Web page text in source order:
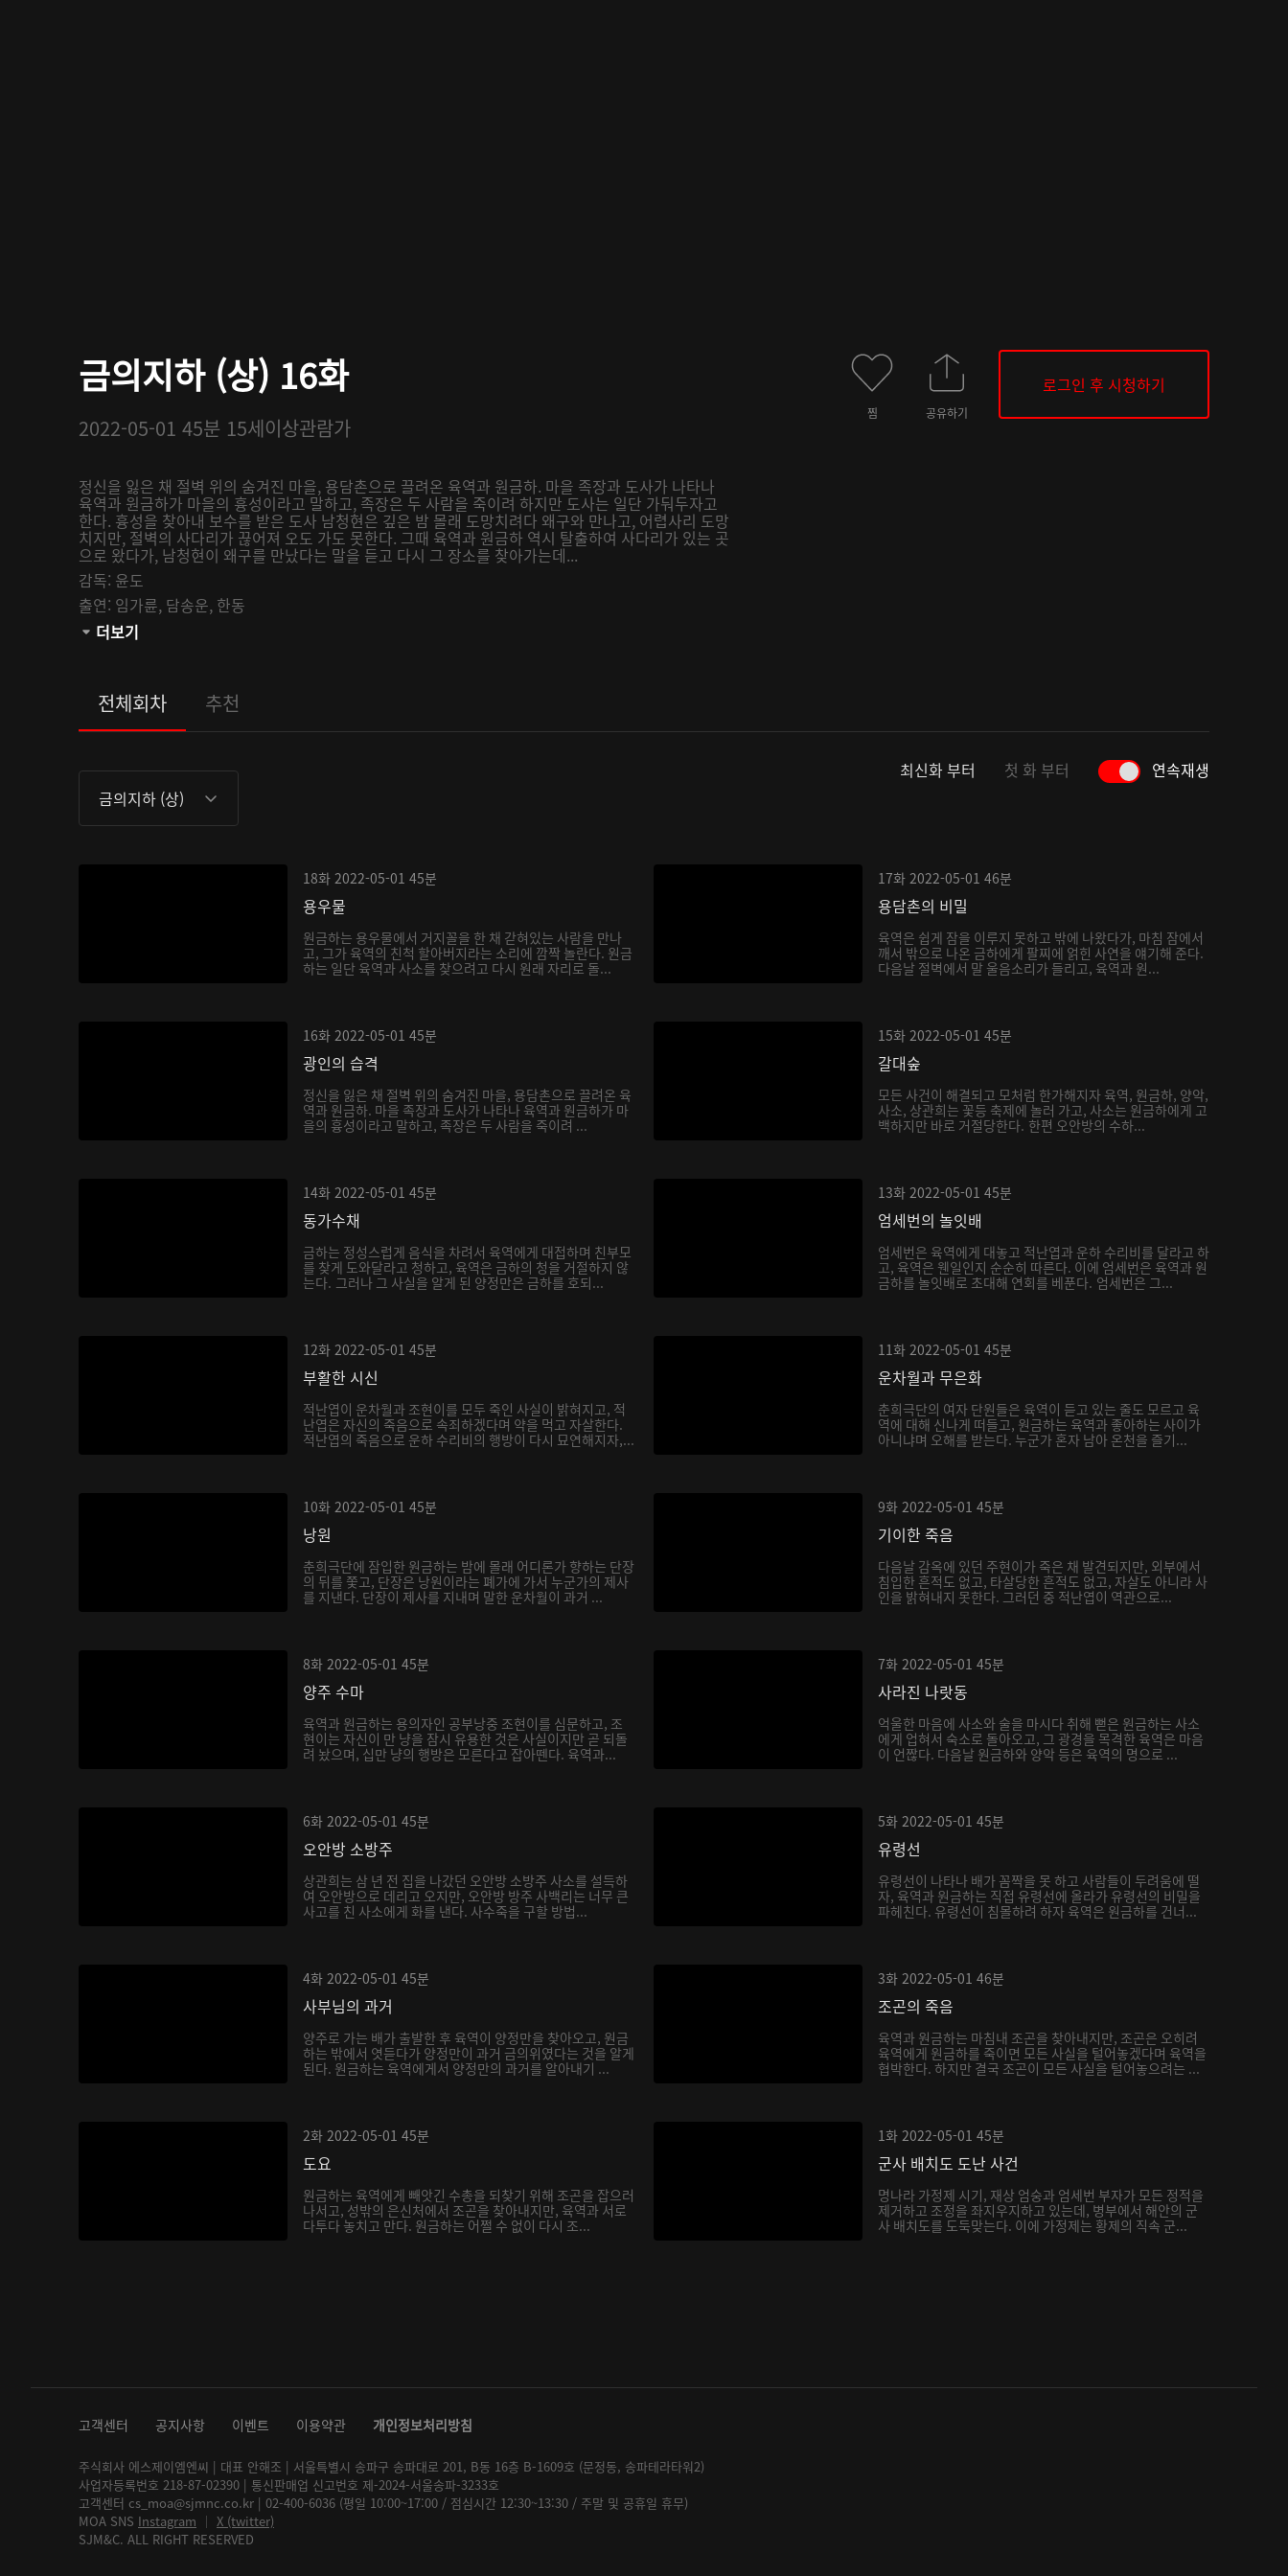
금의지하 (상) 16화
2022-05-01 45분 15세이상관람가
정신을 잃은 채 절벽 위의 숨겨진 마을, 용담촌으로 끌려온 육역과 원금하. 마을 족장과 도사가 나타나
육역과 원금하가 마을의 흉성이라고 말하고, 족장은 두 사람을 죽이려 하지만 도사는 일단 가둬두자고
한다. 흉성을 찾아내 보수를 받은 도사 남청현은 깊은 밤 몰래 도망치려다 왜구와 만나고, 어렵사리 도망
치지만, 절벽의 사다리가 끊어져 오도 가도 못한다. 그때 육역과 원금하 역시 탈출하여 사다리가 있는 곳
으로 왔다가, 남청현이 왜구를 만났다는 말을 듣고 다시 그 장소를 찾아가는데...
감독: 윤도
출연: 임가륜, 담송운, 한동
관람등급:
더보기
찜 공유하기
로그인 후 시청하기
전체회차 추천
금의지하 (상)
최신화 부터 첫 화 부터 연속재생
18화 2022-05-01 45분
용우물
원금하는 용우물에서 거지꼴을 한 채 갇혀있는 사람을 만나
고, 그가 육역의 친척 할아버지라는 소리에 깜짝 놀란다. 원금
하는 일단 육역과 사소를 찾으려고 다시 원래 자리로 돌...
17화 2022-05-01 46분
용담촌의 비밀
육역은 쉽게 잠을 이루지 못하고 밖에 나왔다가, 마침 잠에서
깨서 밖으로 나온 금하에게 팔찌에 얽힌 사연을 얘기해 준다.
다음날 절벽에서 말 울음소리가 들리고, 육역과 원...
16화 2022-05-01 45분
광인의 습격
정신을 잃은 채 절벽 위의 숨겨진 마을, 용담촌으로 끌려온 육
역과 원금하. 마을 족장과 도사가 나타나 육역과 원금하가 마
을의 흉성이라고 말하고, 족장은 두 사람을 죽이려 ...
15화 2022-05-01 45분
갈대숲
모든 사건이 해결되고 모처럼 한가해지자 육역, 원금하, 양악,
사소, 상관희는 꽃등 축제에 놀러 가고, 사소는 원금하에게 고
백하지만 바로 거절당한다. 한편 오안방의 수하...
14화 2022-05-01 45분
동가수채
금하는 정성스럽게 음식을 차려서 육역에게 대접하며 친부모
를 찾게 도와달라고 청하고, 육역은 금하의 청을 거절하지 않
는다. 그러나 그 사실을 알게 된 양정만은 금하를 호되...
13화 2022-05-01 45분
엄세번의 놀잇배
엄세번은 육역에게 대놓고 적난엽과 운하 수리비를 달라고 하
고, 육역은 웬일인지 순순히 따른다. 이에 엄세번은 육역과 원
금하를 놀잇배로 초대해 연회를 베푼다. 엄세번은 그...
12화 2022-05-01 45분
부활한 시신
적난엽이 운차월과 조현이를 모두 죽인 사실이 밝혀지고, 적
난엽은 자신의 죽음으로 속죄하겠다며 약을 먹고 자살한다.
적난엽의 죽음으로 운하 수리비의 행방이 다시 묘연해지자,...
11화 2022-05-01 45분
운차월과 무은화
춘희극단의 여자 단원들은 육역이 듣고 있는 줄도 모르고 육
역에 대해 신나게 떠들고, 원금하는 육역과 좋아하는 사이가
아니냐며 오해를 받는다. 누군가 혼자 남아 온천을 즐기...
10화 2022-05-01 45분
낭원
춘희극단에 잠입한 원금하는 밤에 몰래 어디론가 향하는 단장
의 뒤를 쫓고, 단장은 낭원이라는 폐가에 가서 누군가의 제사
를 지낸다. 단장이 제사를 지내며 말한 운차월이 과거 ...
9화 2022-05-01 45분
기이한 죽음
다음날 감옥에 있던 주현이가 죽은 채 발견되지만, 외부에서
침입한 흔적도 없고, 타살당한 흔적도 없고, 자살도 아니라 사
인을 밝혀내지 못한다. 그러던 중 적난엽이 역관으로...
8화 2022-05-01 45분
양주 수마
육역과 원금하는 용의자인 공부낭중 조현이를 심문하고, 조
현이는 자신이 만 냥을 잠시 유용한 것은 사실이지만 곧 되돌
려 놨으며, 십만 냥의 행방은 모른다고 잡아뗀다. 육역과...
7화 2022-05-01 45분
사라진 나랏동
억울한 마음에 사소와 술을 마시다 취해 뻗은 원금하는 사소
에게 업혀서 숙소로 돌아오고, 그 광경을 목격한 육역은 마음
이 언짢다. 다음날 원금하와 양악 등은 육역의 명으로 ...
6화 2022-05-01 45분
오안방 소방주
상관희는 삼 년 전 집을 나갔던 오안방 소방주 사소를 설득하
여 오안방으로 데리고 오지만, 오안방 방주 사백리는 너무 큰
사고를 친 사소에게 화를 낸다. 사수죽을 구할 방법...
5화 2022-05-01 45분
유령선
유령선이 나타나 배가 꼼짝을 못 하고 사람들이 두려움에 떨
자, 육역과 원금하는 직접 유령선에 올라가 유령선의 비밀을
파헤친다. 유령선이 침몰하려 하자 육역은 원금하를 건너...
4화 2022-05-01 45분
사부님의 과거
양주로 가는 배가 출발한 후 육역이 양정만을 찾아오고, 원금
하는 밖에서 엿듣다가 양정만이 과거 금의위였다는 것을 알게
된다. 원금하는 육역에게서 양정만의 과거를 알아내기 ...
3화 2022-05-01 46분
조곤의 죽음
육역과 원금하는 마침내 조곤을 찾아내지만, 조곤은 오히려
육역에게 원금하를 죽이면 모든 사실을 털어놓겠다며 육역을
협박한다. 하지만 결국 조곤이 모든 사실을 털어놓으려는 ...
2화 2022-05-01 45분
도요
원금하는 육역에게 빼앗긴 수총을 되찾기 위해 조곤을 잡으러
나서고, 성밖의 은신처에서 조곤을 찾아내지만, 육역과 서로
다투다 놓치고 만다. 원금하는 어쩔 수 없이 다시 조...
1화 2022-05-01 45분
군사 배치도 도난 사건
명나라 가정제 시기, 재상 엄숭과 엄세번 부자가 모든 정적을
제거하고 조정을 좌지우지하고 있는데, 병부에서 해안의 군
사 배치도를 도둑맞는다. 이에 가정제는 황제의 직속 군...
고객센터 공지사항 이벤트 이용약관 개인정보처리방침
주식회사 에스제이엠엔씨 | 대표 안해조 | 서울특별시 송파구 송파대로 201, B동 16층 B-1609호 (문정동, 송파테라타워2)
사업자등록번호 218-87-02390 | 통신판매업 신고번호 제-2024-서울송파-3233호
고객센터 cs_moa@sjmnc.co.kr | 02-400-6036 (평일 10:00~17:00 / 점심시간 12:30~13:30 / 주말 및 공휴일 휴무)
MOA SNS Instagram │ X (twitter)
SJM&C. ALL RIGHT RESERVED